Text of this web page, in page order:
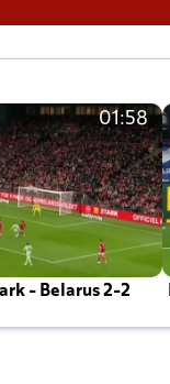
01:58
- Belarus 2-2